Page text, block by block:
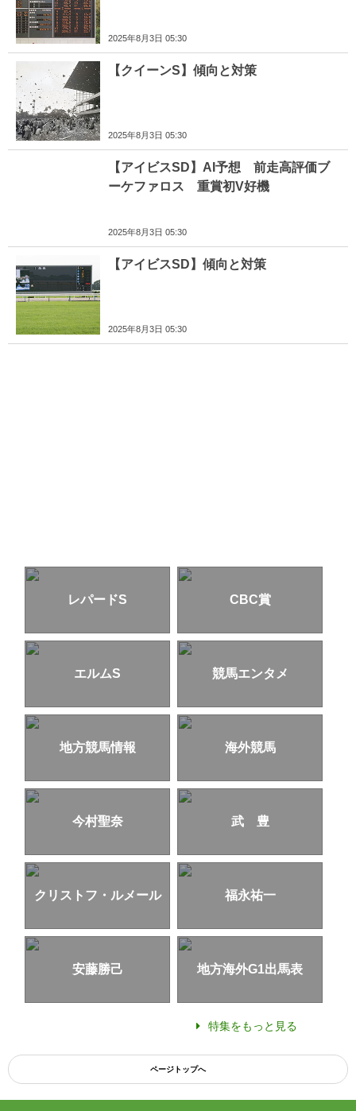
2025年8月3日 05:30
【クイーンS】傾向と対策
2025年8月3日 05:30
【アイビスSD】AI予想 前走高評価ブ
ーケファロス 重賞初V好機
2025年8月3日 05:30
【アイビスSD】傾向と対策
2025年8月3日 05:30
レパードS CBC賞
エルムS 競馬エンタメ
地方競馬情報 海外競馬
今村聖奈 武 豊
クリストフ・ルメール 福永祐一
安藤勝己 地方海外G1出馬表
特集をもっと見る
ページトップへ